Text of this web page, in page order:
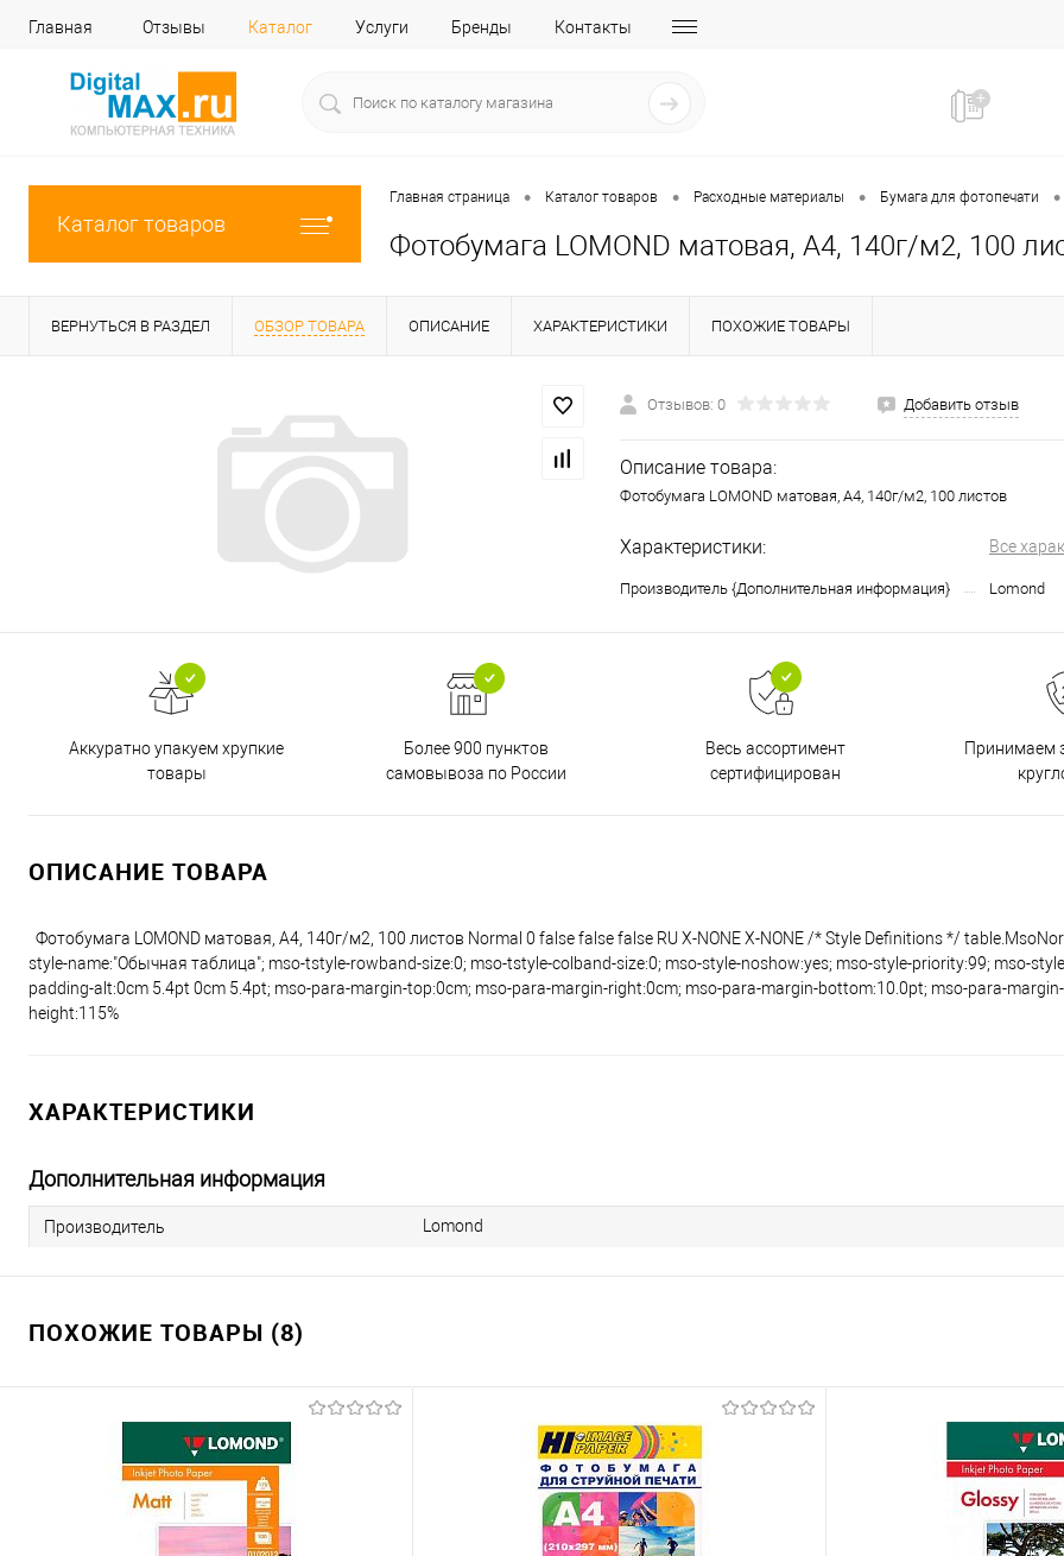
Главная Отзывы Каталог Услуги Бренды Контакты
Каталог товаров
Главная страница • Каталог товаров • Расходные материалы • Бумага для фотопечати •
Фотобумага LOMOND матовая, А4, 140г/м2, 100
ВЕРНУТЬСЯ В РАЗДЕЛ ОБЗОР ТОВАРА ОПИСАНИЕ ХАРАКТЕРИСТИКИ ПОХОЖИЕ ТОВАРЫ
Отзывов: 0 Добавить отзыв
Описание товара:
Фотобумага LOMOND матовая, А4, 140г/м2, 100 листов
Характеристики: Все
Производитель {Дополнительная информация} Lomond
Аккуратно упакуем хрупкие
товары
Более 900 пунктов
самовывоза по России
Весь ассортимент
сертифицирован
Принимаем
ОПИСАНИЕ ТОВАРА
Фотобумага LOMOND матовая, А4, 140г/м2, 100 листов Normal 0 false false false RU X-NONE X-NONE /* Style Definitions */
style-name:"Обычная таблица"; mso-tstyle-rowband-size:0; mso-tstyle-colband-size:0; mso-style-noshow:yes; mso-style-priority:99; mso-
padding-alt:0cm 5.4pt 0cm 5.4pt; mso-para-margin-top:0cm; mso-para-margin-right:0cm; mso-para-margin-bottom:10.0pt; mso-para-
height:115%
ХАРАКТЕРИСТИКИ
Дополнительная информация
Производитель Lomond
ПОХОЖИЕ ТОВАРЫ (8)